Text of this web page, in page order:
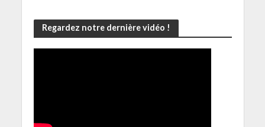
Regardez notre dernière vidéo !